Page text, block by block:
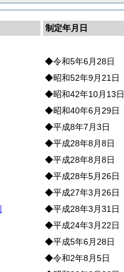
制定年月日
◆令和5年6月28日
◆昭和52年9月21日
◆昭和42年10月13日
◆昭和40年6月29日
◆平成8年7月3日
◆平成28年8月8日
◆平成28年8月8日
◆平成28年5月26日
◆平成27年3月26日
◆平成28年3月31日
◆平成24年3月22日
◆平成5年6月28日
◆令和2年8月5日